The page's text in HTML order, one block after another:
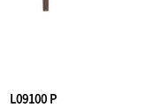
L09100 P